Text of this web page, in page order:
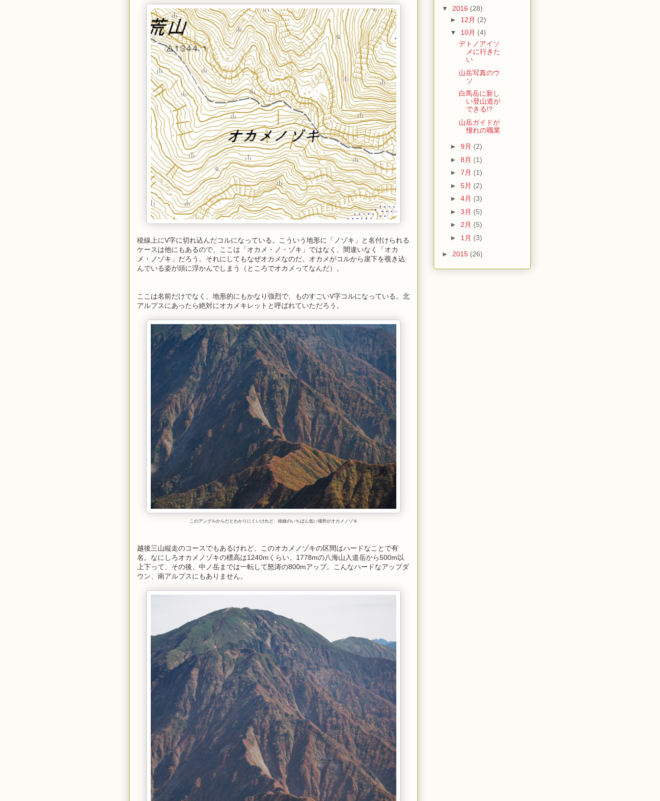
稜線上にV字に切れ込んだコルになっている。こういう地形に「ノゾキ」と名付けられる
ケースは他にもあるので、ここは「オカメ・ノ・ゾキ」ではなく、間違いなく「オカ
メ・ノゾキ」だろう。それにしてもなぜオカメなのだ。オカメがコルから崖下を覗き込
んでいる姿が頭に浮かんでしまう（ところでオカメってなんだ）。
ここは名前だけでなく、地形的にもかなり強烈で、ものすごいV字コルになっている。北
アルプスにあったら絶対にオカメキレットと呼ばれていただろう。
このアングルからだとわかりにくいけれど、稜線のいちばん低い場所がオカメノゾキ
越後三山縦走のコースでもあるけれど、このオカメノゾキの区間はハードなことで有
名。なにしろオカメノゾキの標高は1240mくらい。1778mの八海山入道岳から500m以
上下って、その後、中ノ岳までは一転して怒涛の800mアップ。こんなハードなアップダ
ウン、南アルプスにもありません。
▼ 2016 (28)
► 12月 (2)
▼ 10月 (4)
デトノアイソ
メに行きた
い
山岳写真のウ
ソ
白馬岳に新し
い登山道が
できる!?
山岳ガイドが
憧れの職業
► 9月 (2)
► 8月 (1)
► 7月 (1)
► 5月 (2)
► 4月 (3)
► 3月 (5)
► 2月 (5)
► 1月 (3)
► 2015 (26)